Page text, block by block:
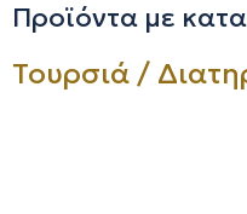
Προϊόντα με
Τουρσιά /